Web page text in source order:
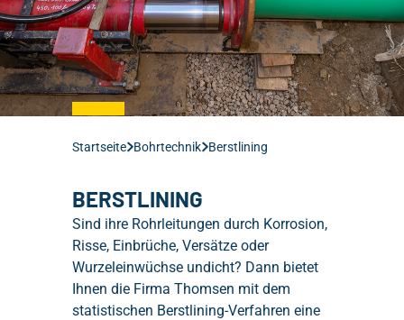
ANSPRECHPARTNER
REFERENZEN
ZERTIFIKATE
KARRIERE
AUSBILDUNG BEI THOMSEN
OFFENE STELLENInteresse geweckt?
Startseite Bohrtechnik Berstlining
BERSTLINING
Sind ihre Rohrleitungen durch Korrosion,
Risse, Einbrüche, Versätze oder
Wurzeleinwüchse undicht? Dann bietet
Ihnen die Firma Thomsen mit dem
statistischen Berstlining-Verfahren eine